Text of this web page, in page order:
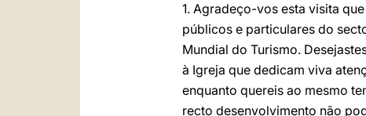
1. Agradeço-vos esta visita
públicos e particulares do
Mundial do Turismo.
à Igreja que dedicam viva
enquanto quereis ao mesmo
recto desenvolvimento não